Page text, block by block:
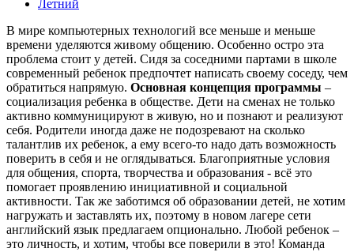
Летний
В мире компьютерных технологий все меньше и меньше
времени уделяются живому общению. Особенно остро эта
проблема стоит у детей. Сидя за соседними партами в школе
современный ребенок предпочтет написать своему соседу, чем
обратиться напрямую. Основная концепция программы –
социализация ребенка в обществе. Дети на сменах не только
активно коммуницируют в живую, но и познают и реализуют
себя. Родители иногда даже не подозревают на сколько
талантлив их ребенок, а ему всего-то надо дать возможность
поверить в себя и не оглядываться. Благоприятные условия
для общения, спорта, творчества и образования - всё это
помогает проявлению инициативной и социальной
активности. Так же заботимся об образовании детей, не хотим
нагружать и заставлять их, поэтому в новом лагере сети
английский язык предлагаем опционально. Любой ребенок –
это личность, и хотим, чтобы все поверили в это! Команда